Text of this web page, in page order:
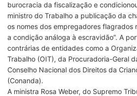
burocracia da fiscalização e
ministro do Trabalho a publicação da
os nomes dos empregadores flagrados
a condição análoga à escravidão”. A
contrárias de entidades como a
Trabalho (OIT), da Procuradoria-Geral
Conselho Nacional dos Direitos da
(Conanda).
A ministra Rosa Weber, do Supremo